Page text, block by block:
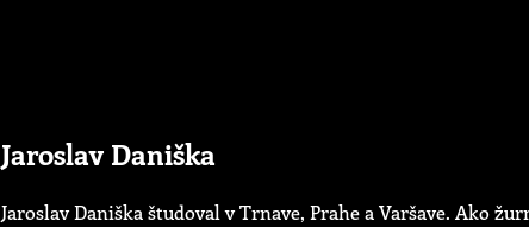
Jaroslav Daniška
Jaroslav Daniška študoval v Trnave, Prahe a Varšave. Ako